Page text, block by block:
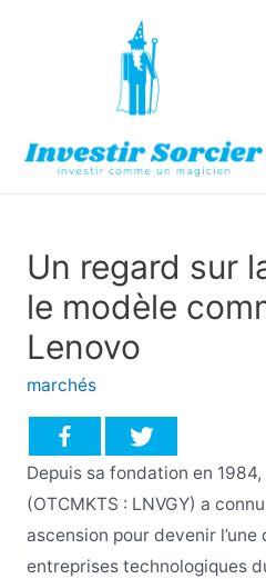
Un regard sur
le modèle
Lenovo
marchés
Depuis sa fondation en
(OTCMKTS : LNVGY) a
ascension pour devenir l’une
entreprises technologiques